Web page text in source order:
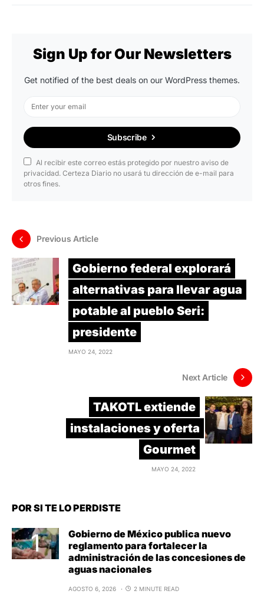
Sign Up for Our Newsletters
Get notified of the best deals on our WordPress themes.
Subscribe
Al recibir este correo estás protegido por nuestro aviso de
privacidad. Certeza Diario no usará tu dirección de e-mail para
otros fines.
Previous Article
Gobierno federal explorará
alternativas para llevar agua
potable al pueblo Seri:
presidente
MAYO 24, 2022
Next Article
TAKOTL extiende
instalaciones y oferta
Gourmet
MAYO 24, 2022
POR SI TE LO PERDISTE
Gobierno de México publica nuevo
reglamento para fortalecer la
administración de las concesiones de
aguas nacionales
AGOSTO 6, 2026 2 MINUTE READ